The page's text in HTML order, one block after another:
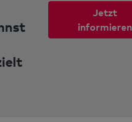
Jetzt
informieren